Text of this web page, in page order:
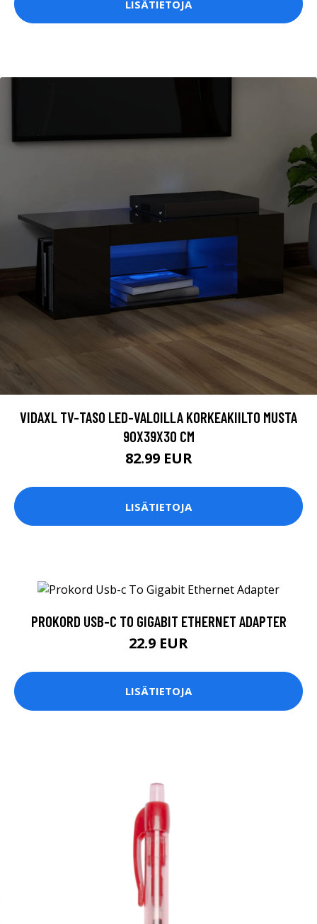
LISÄTIETOJA
VIDAXL TV-TASO LED-VALOILLA KORKEAKIILTO MUSTA
90X39X30 CM
82.99 EUR
LISÄTIETOJA
PROKORD USB-C TO GIGABIT ETHERNET ADAPTER
22.9 EUR
LISÄTIETOJA